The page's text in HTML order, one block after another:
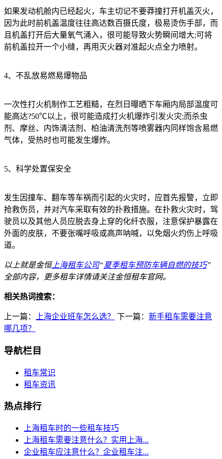
如果发动机舱内已经起火，车主切记不要莽撞打开机盖灭火，
因为此时前机盖温度往往高达数百摄氏度，极易烫伤手部，而
且机盖打开后大量氧气涌入，很可能导致火势瞬间增大;可将
前机盖拉开一个小缝，再用灭火器对准起火点全力喷射。
4、不乱放易燃易爆物品
一次性打火机制作工艺粗糙，在烈日曝晒下车厢内局部温度可
能高达?50℃以上，很可能造成打火机爆炸引发火灾;而杀虫
剂、摩丝、内饰清洁剂、柏油清洗剂等喷雾器内同样饱含易燃
气体，受热时也可能发生爆炸。
5、科学处置保安全
发生因撞车、翻车等车祸而引起的火灾时，应首先报警，立即
抢救伤员，并对汽车采取有效的扑救措施。在扑救火灾时，驾
驶员以及其他人员应脱去身上穿的化纤衣服，注意保护暴露在
外面的皮肤，不要张嘴呼吸或高声呐喊，以免烟火灼伤上呼吸
道。
以上就是金恒上海租车公司“夏季租车预防车辆自燃的技巧”
全部内容，更多租车详情请关注金恒租车官网。
相关热词搜索：
上一篇： 上海企业班车怎么选？ 下一篇： 新手租车需要注意
哪几项？
导航栏目
租车常识
租车资讯
热点排行
上海租车时的一些租车技巧
上海租车需要注意什么？实用上海...
企业租车应注意什么？企业租车注...